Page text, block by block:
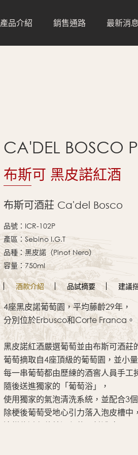
產品介紹 銷售通路
餐飲通路
最新消息
CA'DEL BOSCO
布斯可 黑皮諾紅酒
布斯可酒莊 Ca'del Bosco
品號：ICR-102P
產區：Sebino I.G.T
品種：黑皮諾（Pinot Nero）
容量：750ml
酒款介紹 品試摘要 建議
4座黑皮諾葡萄園，平均藤齡29年，
分別位於Erbusco和Corte Franca。
黑皮諾紅酒嚴選葡萄並由布斯可酒莊
葡萄摘取自4座頂級的葡萄園，並小
每一串葡萄都由歷練的酒窖人員手工
隨後送進獨家的「葡萄浴」，
使用獨家的氣泡清洗系統，並配合3
除梗後葡萄受地心引力落入泡皮槽中，
這樣能避免傳統過程使用幫浦時，